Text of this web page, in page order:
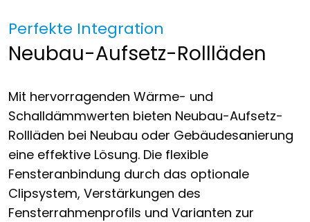
Perfekte Integration
Neubau-Aufsetz-Rollläden
Mit hervorragenden Wärme- und
Schalldämmwerten bieten Neubau-Aufsetz-
Rollläden bei Neubau oder Gebäudesanierung
eine effektive Lösung. Die flexible
Fensteranbindung durch das optionale
Clipsystem, Verstärkungen des
Fensterrahmenprofils und Varianten zur